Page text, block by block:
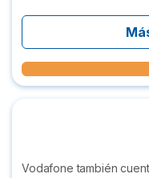
Vodafone también